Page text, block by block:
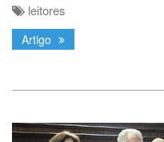
leitores
Artigo